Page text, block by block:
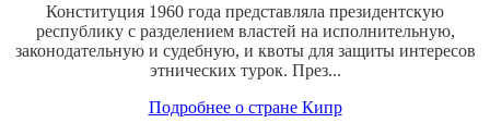
Конституция 1960 года представляла президентскую
республику с разделением властей на исполнительную,
законодательную и судебную, и квоты для защиты интересов
этнических турок. През...
Подробнее о стране Кипр